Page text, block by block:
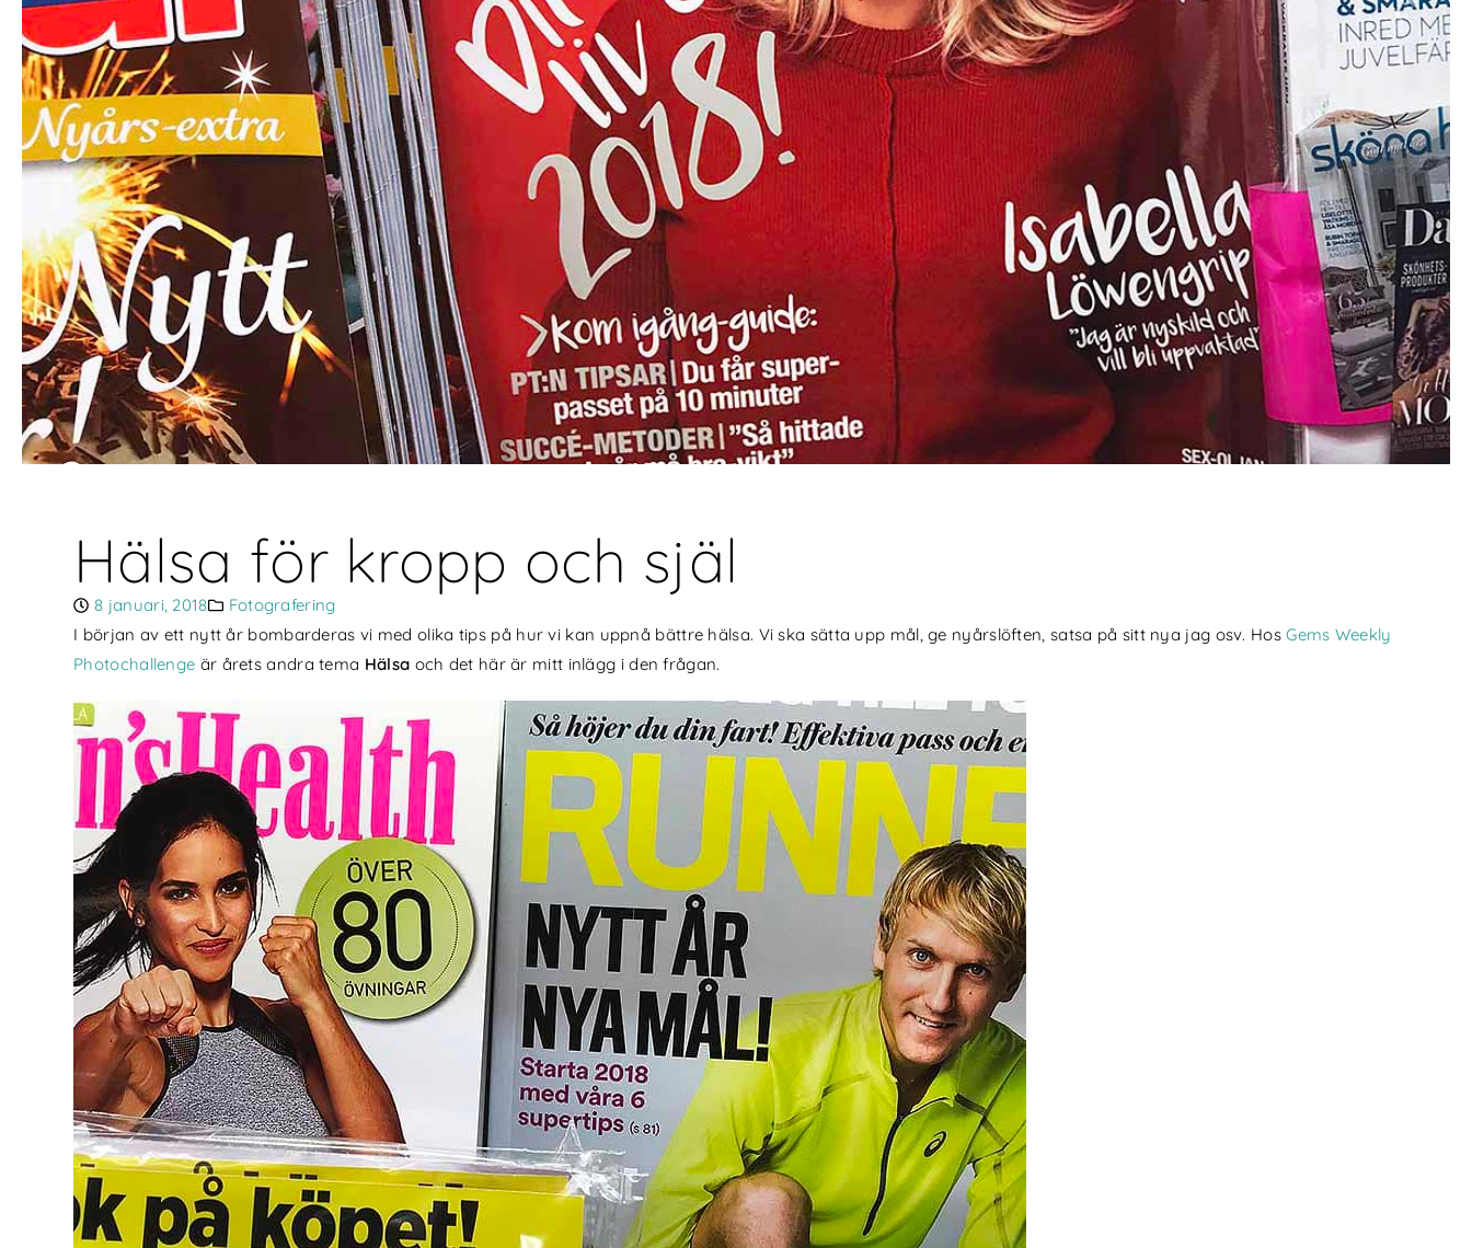
Hälsa för kropp och själ
8 januari, 2018
Fotografering
I början av ett nytt år bombarderas vi med olika tips på hur vi kan uppnå bättre hälsa. Vi ska sätta upp mål, ge nyårslöften, satsa på sitt nya jag osv. HosGems Weekly
Photochallenge är årets andra tema Hälsa och det här är mitt inlägg i den frågan.